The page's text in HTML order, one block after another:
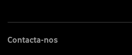
Contacta-nos